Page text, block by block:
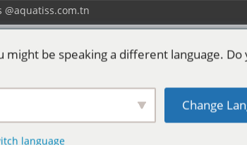
aquatiss.com.tn
Services
might be speaking a different language. Do
Change
language